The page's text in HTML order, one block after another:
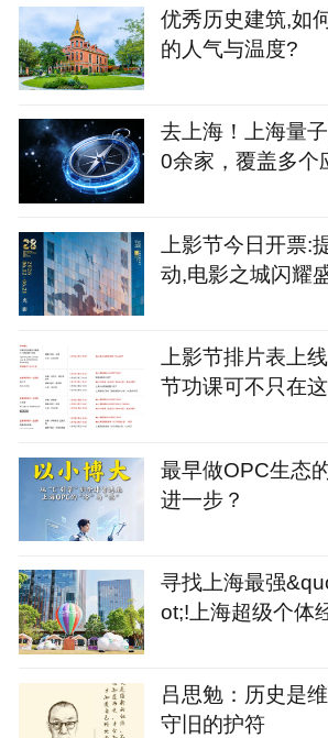
优秀历史建筑,如
的人气与温度?
去上海！上海量
0余家，覆盖多个
上影节今日开票:
动,电影之城闪耀
上影节排片表上
节功课可不只在
最早做OPC生态
进一步？
寻找上海最强
ot;!上海超级个体
吕思勉：历史是
守旧的护符